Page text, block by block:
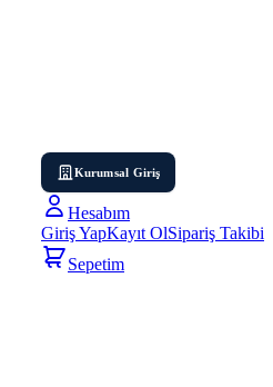
Kurumsal Giriş
Hesabım
Giriş YapKayıt OlSipariş Takibi
Sepetim